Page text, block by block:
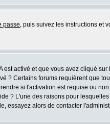
passe, puis suivez les instructions et
est activé et que vous avez cliqué sur
? Certains forums requièrent que
si l'activation est requise ou
? L'une des raisons pour
essayez alors de contacter